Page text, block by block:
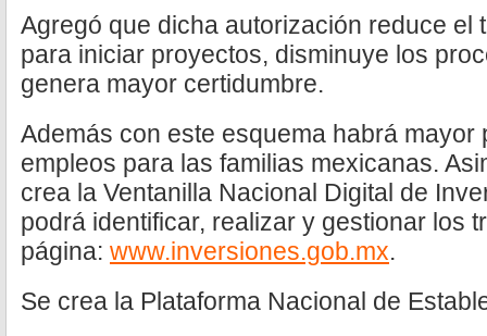
Agregó que dicha autorización reduce el
para iniciar proyectos, disminuye los
genera mayor certidumbre.
Además con este esquema habrá mayor
empleos para las familias mexicanas.
crea la Ventanilla Nacional Digital de
podrá identificar, realizar y gestionar los
página: www.inversiones.gob.mx.
Se crea la Plataforma Nacional de